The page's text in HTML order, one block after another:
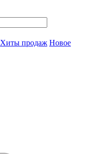
Хиты продаж Новое